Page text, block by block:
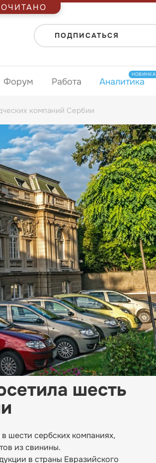
ПОДПИСАТЬСЯ
Форум Работа Аналитика
НОВИНКА
компаний Сербии
шесть
шести сербских компаниях,
из свинины.
в страны Евразийского